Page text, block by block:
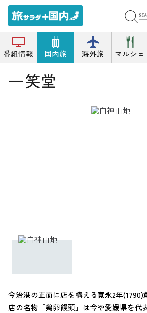
番組情報 国内旅 海外旅 マルシェ
トップ 和菓子 一笑堂
一笑堂
今治港の正面に店を構える寛永2年(1790)
店の名物「鶏卵饅頭」は今や愛媛県を代